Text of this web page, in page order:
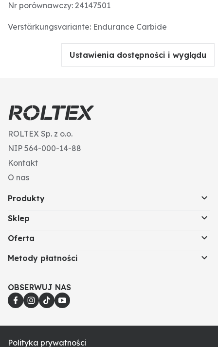
Nr porównawczy: 24147501
Verstärkungsvariante: Endurance Carbide
Ustawienia dostępności i wyglądu
ROLTEX Sp. z o.o.
NIP 564-000-14-88
Kontakt
O nas
Produkty
Sklep
Oferta
Metody płatności
OBSERWUJ NAS
Polityka prywatności